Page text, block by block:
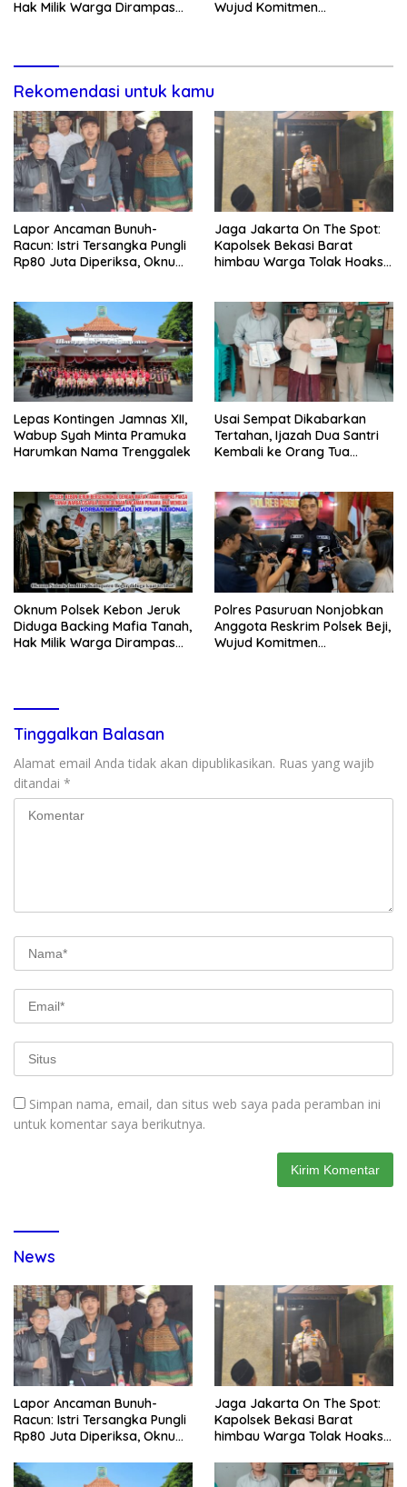
Hak Milik Warga Dirampas
Wujud Komitmen
Rekomendasi untuk kamu
Lapor Ancaman Bunuh-
Racun: Istri Tersangka Pungli
Rp80 Juta Diperiksa, Oknum
Jaga Jakarta On The Spot:
Kapolsek Bekasi Barat
himbau Warga Tolak Hoaks
Lepas Kontingen Jamnas XII,
Wabup Syah Minta Pramuka
Harumkan Nama Trenggalek
Usai Sempat Dikabarkan
Tertahan, Ijazah Dua Santri
Kembali ke Orang Tua
Oknum Polsek Kebon Jeruk
Diduga Backing Mafia Tanah,
Hak Milik Warga Dirampas
Polres Pasuruan Nonjobkan
Anggota Reskrim Polsek Beji,
Wujud Komitmen
Tinggalkan Balasan
Alamat email Anda tidak akan dipublikasikan. Ruas yang wajib
ditandai *
Simpan nama, email, dan situs web saya pada peramban ini
untuk komentar saya berikutnya.
News
Lapor Ancaman Bunuh-
Racun: Istri Tersangka Pungli
Rp80 Juta Diperiksa, Oknum
Disdagperin
Jaga Jakarta On The Spot:
Kapolsek Bekasi Barat
himbau Warga Tolak Hoaks
Sholat Jumat